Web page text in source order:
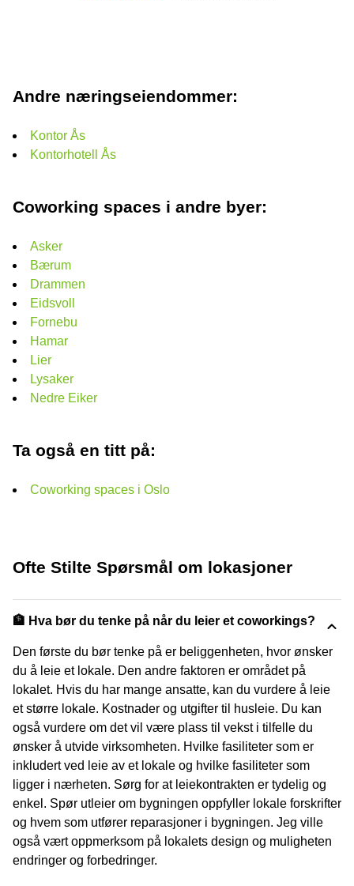
Andre næringseiendommer:
Kontor Ås
Kontorhotell Ås
Coworking spaces i andre byer:
Asker
Bærum
Drammen
Eidsvoll
Fornebu
Hamar
Lier
Lysaker
Nedre Eiker
Ta også en titt på:
Coworking spaces i Oslo
Ofte Stilte Spørsmål om lokasjoner
🏦 Hva bør du tenke på når du leier et coworkings?
Den første du bør tenke på er beliggenheten, hvor ønsker
du å leie et lokale. Den andre faktoren er området på
lokalet. Hvis du har mange ansatte, kan du vurdere å leie
et større lokale. Kostnader og utgifter til husleie. Du kan
også vurdere om det vil være plass til vekst i tilfelle du
ønsker å utvide virksomheten. Hvilke fasiliteter som er
inkludert ved leie av et lokale og hvilke fasiliteter som
ligger i nærheten. Sørg for at leiekontrakten er tydelig og
enkel. Spør utleier om bygningen oppfyller lokale forskrifter
og hvem som utfører reparasjoner i bygningen. Jeg ville
også vært oppmerksom på lokalets design og muligheten
endringer og forbedringer.